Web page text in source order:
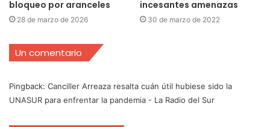
bloqueo por aranceles
28 de marzo de 2026
incesantes amenazas
30 de marzo de 2022
Un comentario
Pingback: Canciller Arreaza resalta cuán útil hubiese sido la
UNASUR para enfrentar la pandemia - La Radio del Sur